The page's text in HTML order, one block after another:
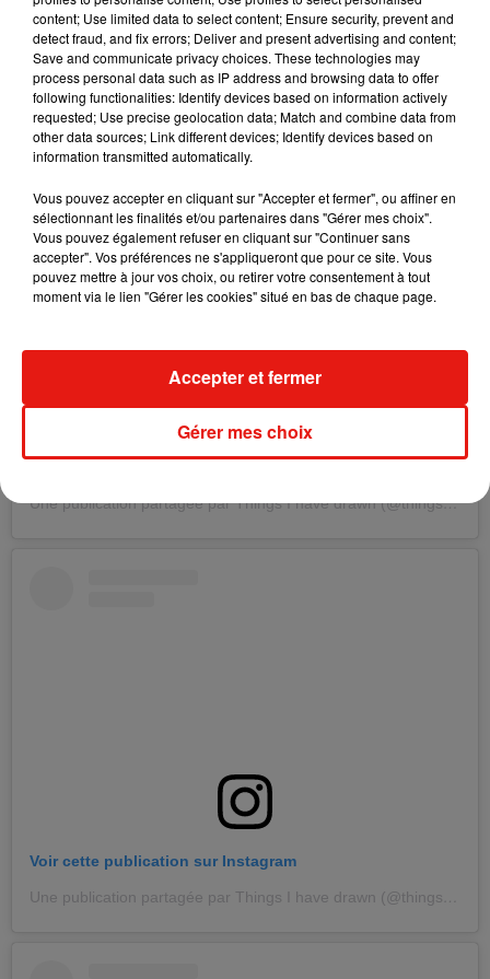
Voir cette publication sur Instagram
Une publication partagée par Things I have drawn (@thingsihavedrawn)
Une publication partagée par Things I have drawn (@thingsihavedrawn)
Voir cette publication sur Instagram
content; Use limited data to select content; Ensure security, prevent and
detect fraud, and fix errors; Deliver and present advertising and content;
Save and communicate privacy choices. These technologies may
process personal data such as IP address and browsing data to offer
following functionalities: Identify devices based on information actively
requested; Use precise geolocation data; Match and combine data from
other data sources; Link different devices; Identify devices based on
information transmitted automatically.
Vous pouvez accepter en cliquant sur "Accepter et fermer", ou affiner en
sélectionnant les finalités et/ou partenaires dans "Gérer mes choix".
Vous pouvez également refuser en cliquant sur "Continuer sans
accepter". Vos préférences ne s'appliqueront que pour ce site. Vous
pouvez mettre à jour vos choix, ou retirer votre consentement à tout
moment via le lien "Gérer les cookies" situé en bas de chaque page.
Gérer mes choix
Accepter et fermer